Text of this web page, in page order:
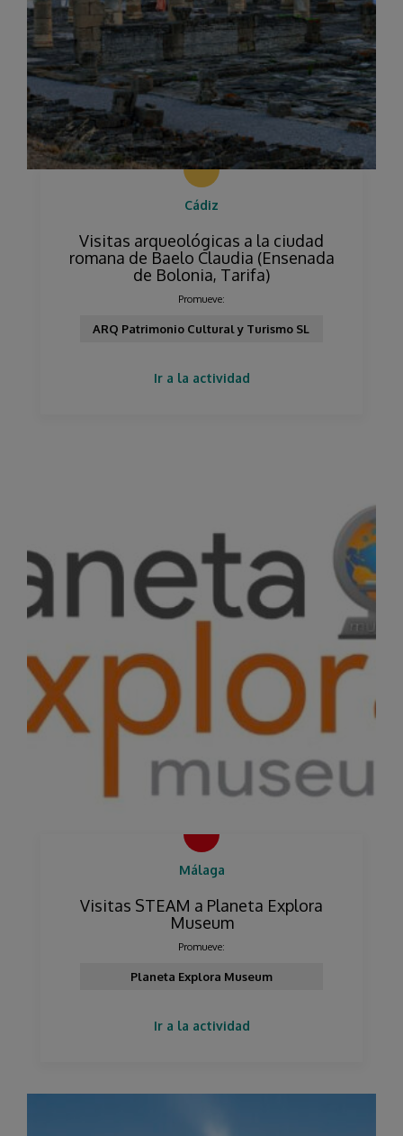
Cádiz
Visitas arqueológicas a la ciudad
romana de Baelo Claudia (Ensenada
de Bolonia, Tarifa)
Promueve:
ARQ Patrimonio Cultural y Turismo SL
Ir a la actividad
Málaga
Visitas STEAM a Planeta Explora
Museum
Promueve:
Planeta Explora Museum
Ir a la actividad